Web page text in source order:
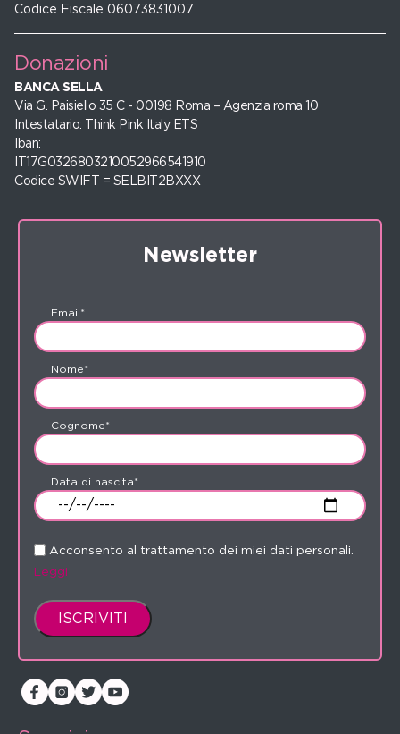
Codice Fiscale 06073831007
Donazioni
BANCA SELLA
Via G. Paisiello 35 C - 00198 Roma – Agenzia roma 10
Intestatario: Think Pink Italy ETS
Iban:
IT17G0326803210052966541910
Codice SWIFT = SELBIT2BXXX
Newsletter
Email*
Nome*
Cognome*
Data di nascita*
Acconsento al trattamento dei miei dati personali.
Leggi